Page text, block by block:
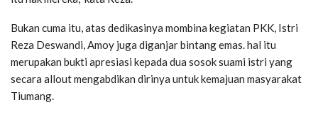
Bukan cuma itu, atas dedikasinya mombina kegiatan PKK, Istri
Reza Deswandi, Amoy juga diganjar bintang emas. hal itu
merupakan bukti apresiasi kepada dua sosok suami istri yang
secara allout mengabdikan dirinya untuk kemajuan masyarakat
Tiumang.